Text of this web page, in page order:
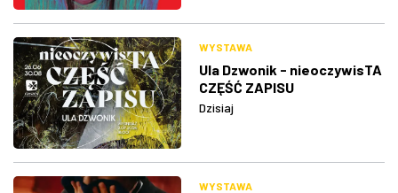
WYSTAWA
Ula Dzwonik - nieoczywisTA
CZĘŚĆ ZAPISU
Dzisiaj
WYSTAWA